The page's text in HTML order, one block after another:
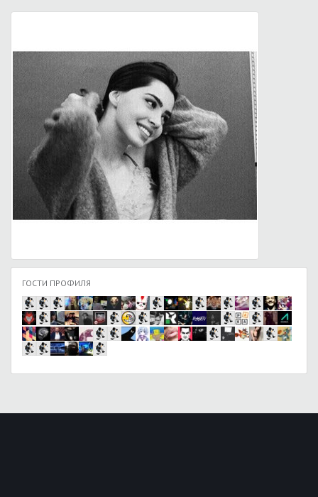
ГОСТИ ПРОФИЛЯ